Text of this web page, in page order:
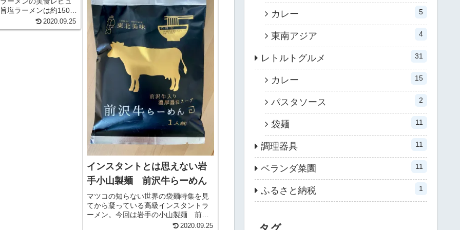
塩ラーメンは約150円
の美味しさ、そし
ランスの良いスープ
2020.09.25
行か...
インスタントとは思えない岩
手小山製麺 前沢牛らーめん
マツコの知らない世界の袋麺特集を見
てから凝っている高級インスタントラ
ーメン。今回は岩手の小山製麺 前沢
牛らーめんを頂きました。牛の旨味と
2020.09.25
カレー 5
東南アジア 4
レトルトグルメ 31
カレー 15
パスタソース 2
袋麺 11
調理器具 11
ベランダ菜園 11
ふるさと納税 1